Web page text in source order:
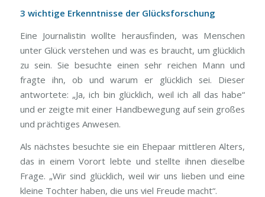
3 wichtige Erkenntnisse der Glücksforschung
Eine Journalistin wollte herausfinden, was Menschen
unter Glück verstehen und was es braucht, um glücklich
zu sein. Sie besuchte einen sehr reichen Mann und
fragte ihn, ob und warum er glücklich sei. Dieser
antwortete: „Ja, ich bin glücklich, weil ich all das habe“
und er zeigte mit einer Handbewegung auf sein großes
und prächtiges Anwesen.
Als nächstes besuchte sie ein Ehepaar mittleren Alters,
das in einem Vorort lebte und stellte ihnen dieselbe
Frage. „Wir sind glücklich, weil wir uns lieben und eine
kleine Tochter haben, die uns viel Freude macht“.